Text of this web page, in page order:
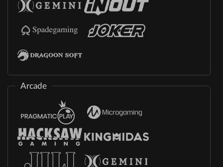
Arcade